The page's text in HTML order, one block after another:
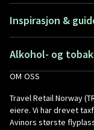
Inspirasjon &
Alkohol- og
OM OSS
Travel Retail Norway
eiere. Vi har drevet
Avinors største